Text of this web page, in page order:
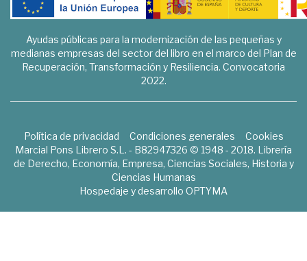
Ayudas públicas para la modernización de las pequeñas y
medianas empresas del sector del libro en el marco del Plan de
Recuperación, Transformación y Resiliencia. Convocatoria
2022.
Política de privacidad Condiciones generales
Cookies
Marcial Pons Librero S.L. - B82947326 © 1948 - 2018. Librería
de Derecho, Economía, Empresa, Ciencias Sociales, Historia y
Ciencias Humanas
Hospedaje y desarrollo OPTYMA